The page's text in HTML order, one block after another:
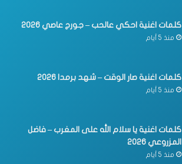
كلمات اغنية احكي عالحب – جورج عاصي 2026
منذ 5 أيام
كلمات اغنية صار الوقت – شهد برمدا 2026
منذ 5 أيام
كلمات اغنية يا سلام الله على المغرب – فاضل
المزروعي 2026
منذ 5 أيام